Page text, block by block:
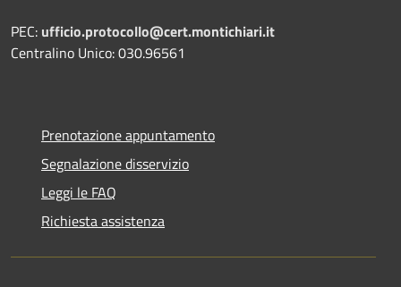
PEC: ufficio.protocollo@cert.montichiari.it
Centralino Unico: 030.96561
Prenotazione appuntamento
Segnalazione disservizio
Leggi le FAQ
Richiesta assistenza